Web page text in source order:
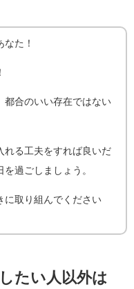
た！
都合のいい存在ではない
れる工夫をすれば良いだ
過ごしましょう。
に取り組んでください
たい人以外は